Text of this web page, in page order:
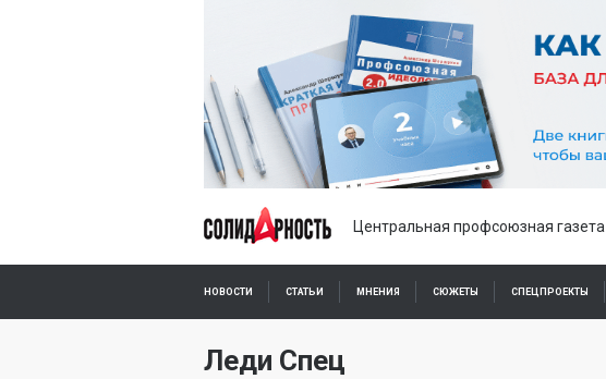
Центральная профсоюзная газета
НОВОСТИ СТАТЬИ МНЕНИЯ СЮЖЕТЫ СПЕЦПРОЕКТЫ
ПОДПИСКА ОНЛАЙН
Леди Спец